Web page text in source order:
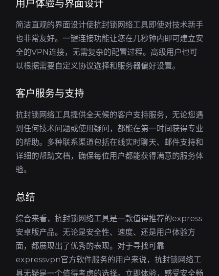
用户体验与界面设计
简洁直观的界面设计使抗封锁网络工具即使对技术新手
也非常友好。一键连接功能让您在几秒钟内即可建立安
全的VPN连接，无需复杂的配置过程。高级用户也可
以根据需要自定义协议选择和服务器偏好设置。
客户服务与支持
抗封锁网络工具提供全天候的客户支持服务，无论您遇
到任何技术问题或使用疑问，都能在第一时间获得专业
的帮助。多种联系渠道包括在线实时聊天、邮件支持和
详细的帮助文档，确保每位用户都能获得满意的服务体
验。
总结
综合来看，抗封锁网络工具是一款值得推荐的express
安卓版产品。无论是安全性、速度、还是用户体验方
面，都展现出了优秀的表现。对于寻找可靠
expressvpn官方软件服务的用户来说，抗封锁网络工
具无疑是一个值得考虑的选择。立即体验，感受安全畅